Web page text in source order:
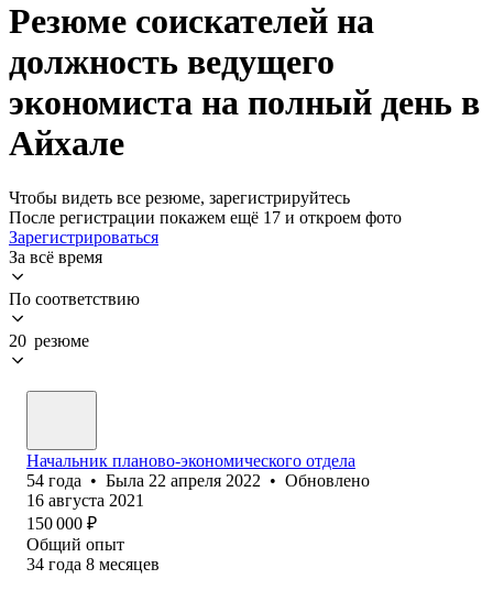
Резюме соискателей на
должность ведущего
экономиста на полный день в
Айхале
Чтобы видеть все резюме, зарегистрируйтесь
После регистрации покажем ещё 17 и откроем фото
Зарегистрироваться
За всё время
По соответствию
20 резюме
Начальник планово-экономического отдела
54 года • Была 22 апреля 2022 • Обновлено
16 августа 2021
150 000 ₽
Общий опыт
34 года 8 месяцев